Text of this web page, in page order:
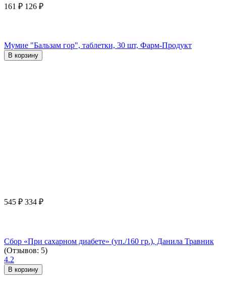
161 ₽ 126 ₽
Мумие "Бальзам гор", таблетки, 30 шт, Фарм-Продукт
В корзину
545 ₽ 334 ₽
Сбор «При сахарном диабете» (уп./160 гр.), Данила Травник
(Отзывов: 5)
4.2
В корзину